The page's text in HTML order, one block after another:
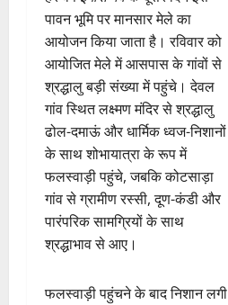
पावन भूमि पर मानसार मेले का
आयोजन किया जाता है। रविवार को
आयोजित मेले में आसपास के गांवों से
श्रद्धालु बड़ी संख्या में पहुंचे। देवल
गांव स्थित लक्ष्मण मंदिर से श्रद्धालु
ढोल-दमाऊं और धार्मिक ध्वज-निशानों
के साथ शोभायात्रा के रूप में
फलस्वाड़ी पहुंचे, जबकि कोटसाड़ा
गांव से ग्रामीण रस्सी, दूण-कंडी और
पारंपरिक सामग्रियों के साथ
श्रद्धाभाव से आए।
फलस्वाड़ी पहुंचने के बाद निशान लगी